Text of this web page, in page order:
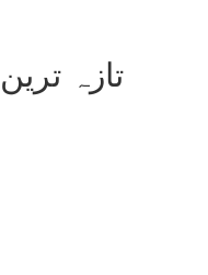
تازہ ترین